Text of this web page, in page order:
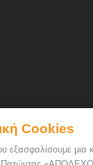
Cookies
εξασφαλίσουμε μια